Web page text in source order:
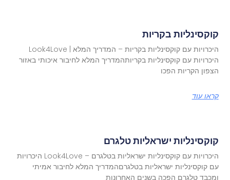
קוקסינליות בקריות
היכרויות עם קוקסינליות בקריות – המדריך המלא | Look4Love
היכרויות עם קוקסינליות בקריותהמדריך המלא לחיבור איכותי באזור
הצפון הקריות הפכו
קראו עוד
קוקסינליות ישראליות טלגרם
היכרויות עם קוקסינליות ישראליות בטלגרם – Look4Love היכרויות
עם קוקסינליות ישראליות בטלגרםהמדריך המלא לחיבור אמיתי
ומכבד טלגרם הפכה בשנים האחרונות